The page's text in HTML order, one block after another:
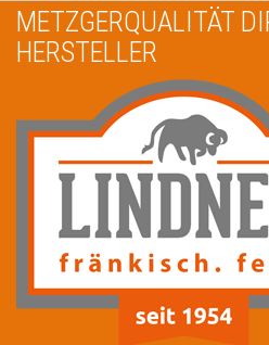
METZGERQUALITÄT
HERSTELLER